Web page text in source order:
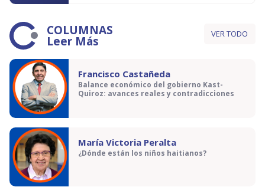
COLUMNAS
Leer Más VER TODO
Francisco Castañeda
Balance económico del gobierno Kast-
Quiroz: avances reales y contradicciones
María Victoria Peralta
¿Dónde están los niños haitianos?